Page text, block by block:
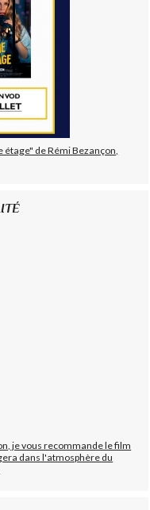
de Rémi Bezançon,
je vous recommande le film
dans l'atmosphère du